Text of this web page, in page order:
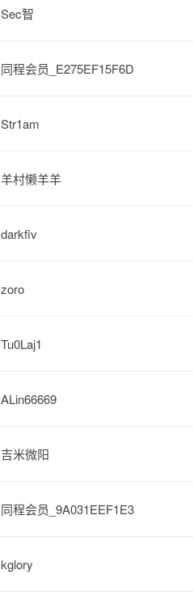
Sec智
同程会员_E275EF15F6D
Str1am
羊村懒羊羊
darkfiv
zoro
Tu0Laj1
ALin66669
吉米微阳
同程会员_9A031EEF1E3
kglory